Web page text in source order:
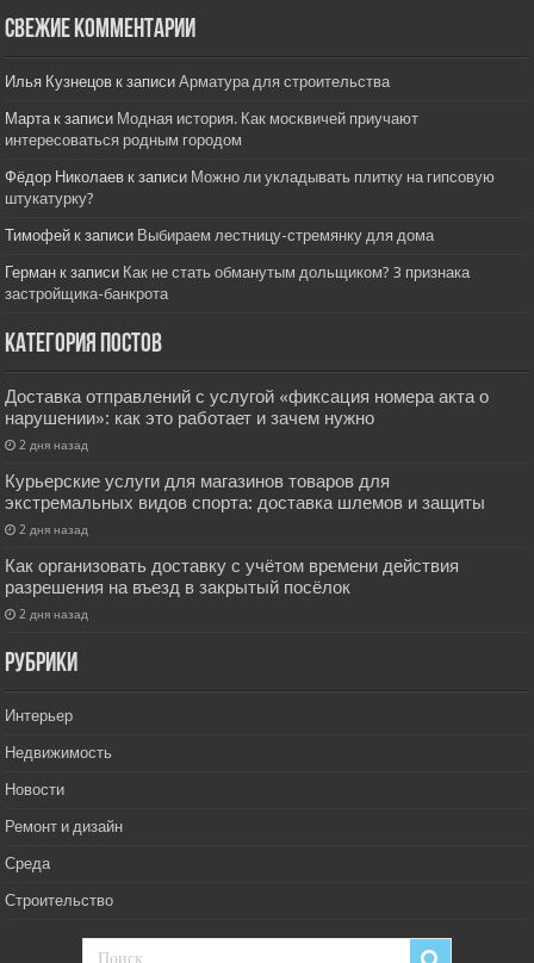
Свежие комментарии
Илья Кузнецов к записиАрматура для строительства
Марта к записи Модная история. Как москвичей приучают
интересоваться родным городом
Фёдор Николаев к записи Можно ли укладывать плитку на гипсовую
штукатурку?
Тимофей к записи Выбираем лестницу-стремянку для дома
Герман к записи Как не стать обманутым дольщиком? 3 признака
застройщика-банкрота
Категория постов
Доставка отправлений с услугой «фиксация номера акта о
нарушении»: как это работает и зачем нужно
2 дня назад
Курьерские услуги для магазинов товаров для
экстремальных видов спорта: доставка шлемов и защиты
2 дня назад
Как организовать доставку с учётом времени действия
разрешения на въезд в закрытый посёлок
2 дня назад
РУбрики
Интерьер
Недвижимость
Новости
Ремонт и дизайн
Среда
Строительство